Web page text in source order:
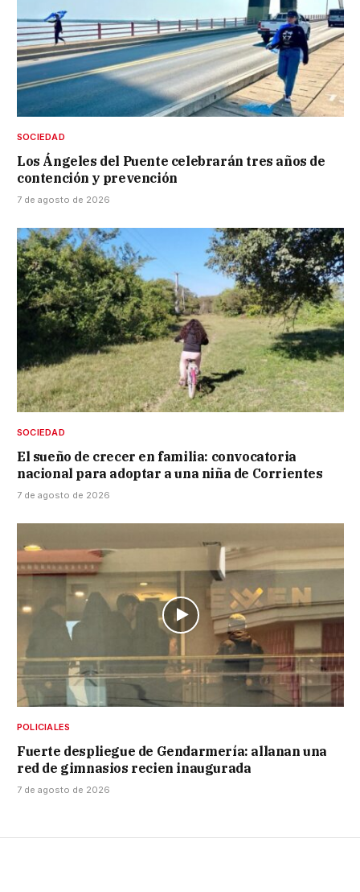
SOCIEDAD
Los Ángeles del Puente celebrarán tres años de
contención y prevención
7 de agosto de 2026
SOCIEDAD
El sueño de crecer en familia: convocatoria
nacional para adoptar a una niña de Corrientes
7 de agosto de 2026
POLICIALES
Fuerte despliegue de Gendarmería: allanan una
red de gimnasios recien inaugurada
7 de agosto de 2026